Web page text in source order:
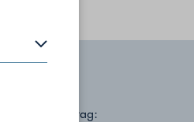
- Donnerstag: